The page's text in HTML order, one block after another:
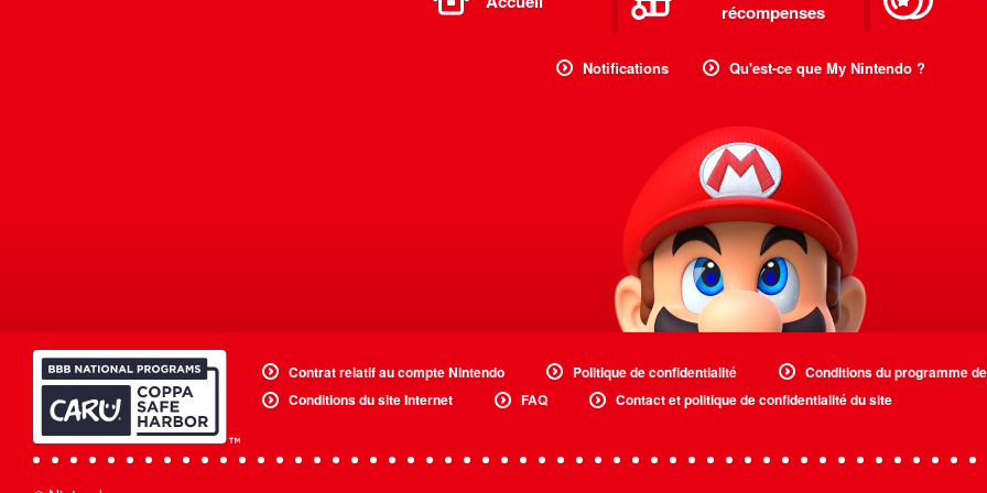
récompenses
Notifications Qu'est-ce que My Nintendo ?
Contrat relatif au compte Nintendo Politique de confidentialité
Conditions du programme
Conditions du site Internet
FAQ Contact et politique de confidentialité du site